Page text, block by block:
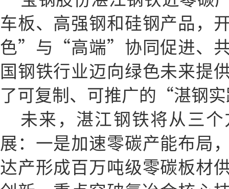
车板、高强钢和硅钢产品，
色”与“高端”协同促进、共
国钢铁行业迈向绿色未来
了可复制、可推广的“湛钢
未来，湛江钢铁将从三
展：一是加速零碳产能布局
达产形成百万吨级零碳板材